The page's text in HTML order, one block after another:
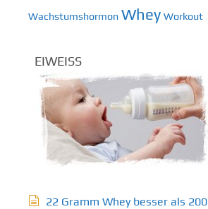
Wachstumshormon Whey Workout
EIWEISS
22 Gramm Whey besser als 200